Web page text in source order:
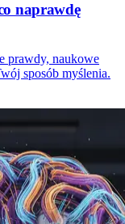
naprawdę
prawdy, naukowe
sposób myślenia.